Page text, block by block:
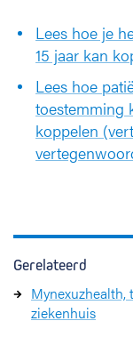
Lees hoe je
15 jaar kan
Lees hoe
toestemming
koppelen
Gerelateerd
ziekenhuis